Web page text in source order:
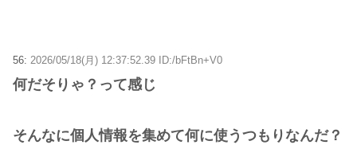
56: 2026/05/18(月) 12:37:52.39 ID:/bFtBn+V0
何だそりゃ？って感じ
そんなに個人情報を集めて何に使うつもりなんだ？